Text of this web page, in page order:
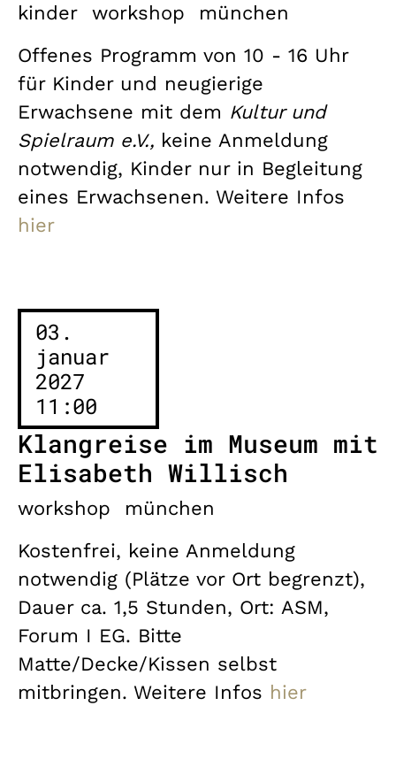
kinder workshop
münchen
Offenes Programm von 10 - 16 Uhr
für Kinder und neugierige
Erwachsene mit dem Kultur und
Spielraum e.V., keine Anmeldung
notwendig, Kinder nur in Begleitung
eines Erwachsenen. Weitere Infos
hier
03.
januar
2027
11:00
Klangreise im Museum mit
Elisabeth Willisch
workshop
münchen
Kostenfrei, keine Anmeldung
notwendig (Plätze vor Ort begrenzt),
Dauer ca. 1,5 Stunden, Ort: ASM,
Forum I EG. Bitte
Matte/Decke/Kissen selbst
mitbringen. Weitere Infos hier